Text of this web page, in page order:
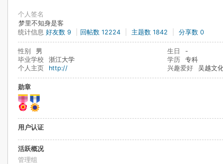
个人签名
梦里不知身是客
统计信息 好友数 9 回帖数 12224 主题数 1842 分享数 0
性别 男 生日
-
毕业学校
浙江大学 学历
专科
个人主页
http:// 兴趣爱好 吴越文
勋章
用户认证
活跃概况
管理组